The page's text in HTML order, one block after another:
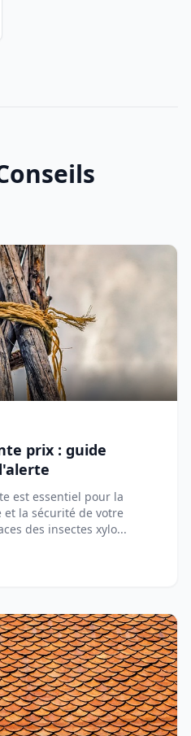
prix : guide
est essentiel pour la
la sécurité de votre
des insectes xylo...